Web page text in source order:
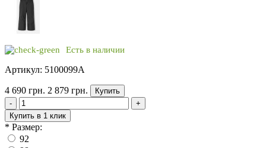
Есть в наличии
Артикул: 5100099A
4 690 грн. 2 879 грн.
Купить
-
+
Купить в 1 клик
* Размер:
92